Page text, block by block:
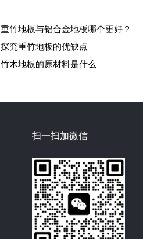
重竹地板与铝合金地板哪个更好？
探究重竹地板的优缺点
竹木地板的原材料是什么
扫一扫加微信